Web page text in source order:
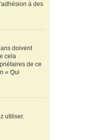
à des
doivent
cela
de ce
« Qui
utiliser.